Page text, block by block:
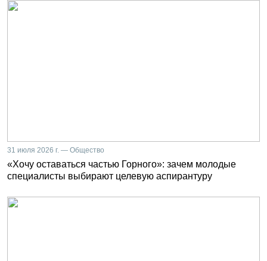
31 июля 2026 г. — Общество
«Хочу оставаться частью Горного»: зачем молодые
специалисты выбирают целевую аспирантуру